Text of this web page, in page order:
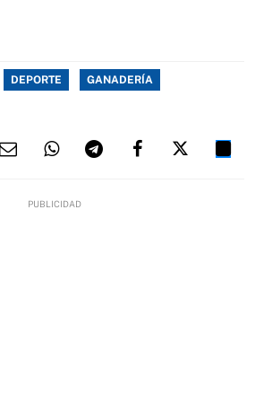
DEPORTE GANADERÍA